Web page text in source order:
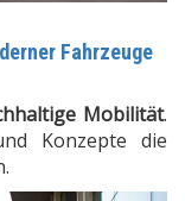
Fahrzeuge
Mobilität.
Konzepte die